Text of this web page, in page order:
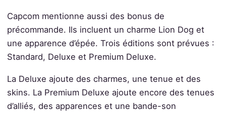
Capcom mentionne aussi des bonus de
précommande. Ils incluent un charme Lion Dog et
une apparence d’épée. Trois éditions sont prévues :
Standard, Deluxe et Premium Deluxe.
La Deluxe ajoute des charmes, une tenue et des
skins. La Premium Deluxe ajoute encore des tenues
d’alliés, des apparences et une bande-son